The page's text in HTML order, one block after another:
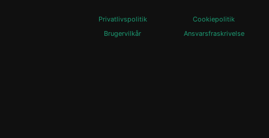
Privatlivspolitik
Cookiepolitik
Brugervilkår
Ansvarsfraskrivelse